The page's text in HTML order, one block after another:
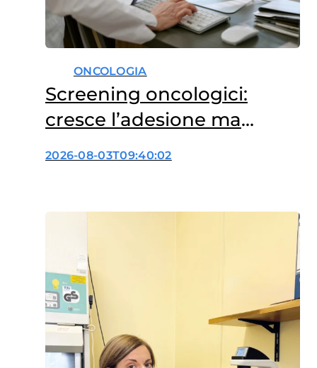
ONCOLOGIA
Screening oncologici:
cresce l’adesione ma
ancora troppi divari
2026-08-03T09:40:02